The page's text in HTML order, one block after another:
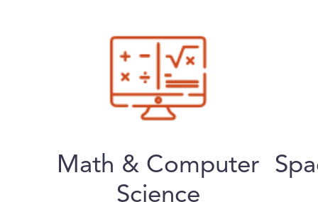
Math & Computer
Science